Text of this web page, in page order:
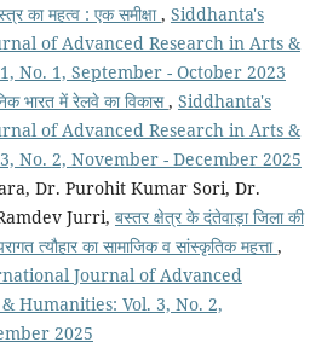
का महत्व : एक समीक्षा, Siddhanta's
of Advanced Research in Arts &
No. 1, September - October 2023
भारत में रेलवे का विकास, Siddhanta's
of Advanced Research in Arts &
No. 2, November - December 2025
Dr. Purohit Kumar Sori, Dr.
Jurri, बस्तर क्षेत्र के दंतेवाड़ा जिला की
त्यौहार का सामाजिक व सांस्कृतिक महत्ता,
Journal of Advanced
Humanities: Vol. 3, No. 2,
2025